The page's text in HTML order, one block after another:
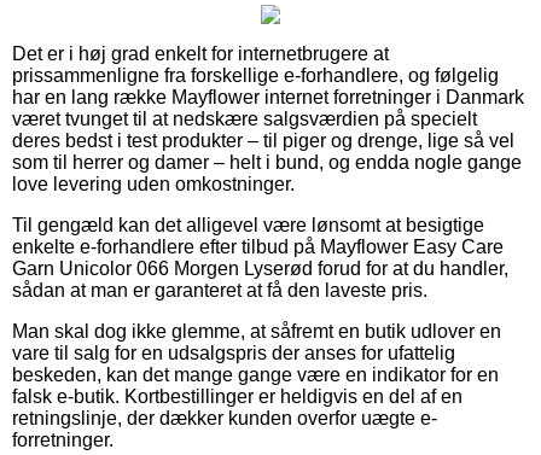
Det er i høj grad enkelt for internetbrugere at
prissammenligne fra forskellige e-forhandlere, og følgelig
har en lang række Mayflower internet forretninger i Danmark
været tvunget til at nedskære salgsværdien på specielt
deres bedst i test produkter – til piger og drenge, lige så vel
som til herrer og damer – helt i bund, og endda nogle gange
love levering uden omkostninger.
Til gengæld kan det alligevel være lønsomt at besigtige
enkelte e-forhandlere efter tilbud på Mayflower Easy Care
Garn Unicolor 066 Morgen Lyserød forud for at du handler,
sådan at man er garanteret at få den laveste pris.
Man skal dog ikke glemme, at såfremt en butik udlover en
vare til salg for en udsalgspris der anses for ufattelig
beskeden, kan det mange gange være en indikator for en
falsk e-butik. Kortbestillinger er heldigvis en del af en
retningslinje, der dækker kunden overfor uægte e-
forretninger.